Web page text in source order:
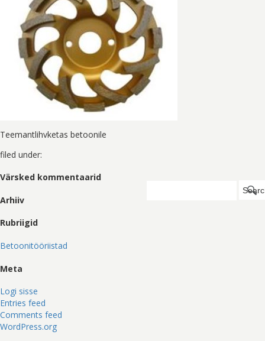
Teemantlihvketas betoonile
filed under:
Värsked kommentaarid
Arhiiv
Rubriigid
Betoonitööriistad
Meta
Logi sisse
Entries feed
Comments feed
WordPress.org